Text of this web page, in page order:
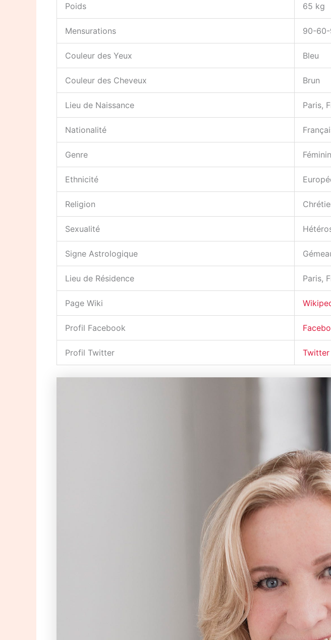
Poids 65 kg
Mensurations 90-
Couleur des Yeux Bleu
Couleur des Cheveux Brun
Lieu de Naissance Paris,
Nationalité
Genre Féminin
Ethnicité
Religion
Sexualité
Signe Astrologique
Lieu de Résidence Paris,
Page Wiki
Profil Facebook
Profil Twitter Twitter